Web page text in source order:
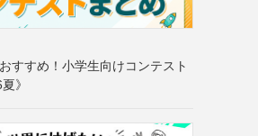
すすめ！小学生向けコンテスト
》